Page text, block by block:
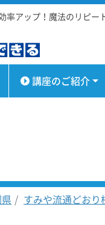
率アップ！魔法のリピー
講座のご紹介
すみや流通どおり